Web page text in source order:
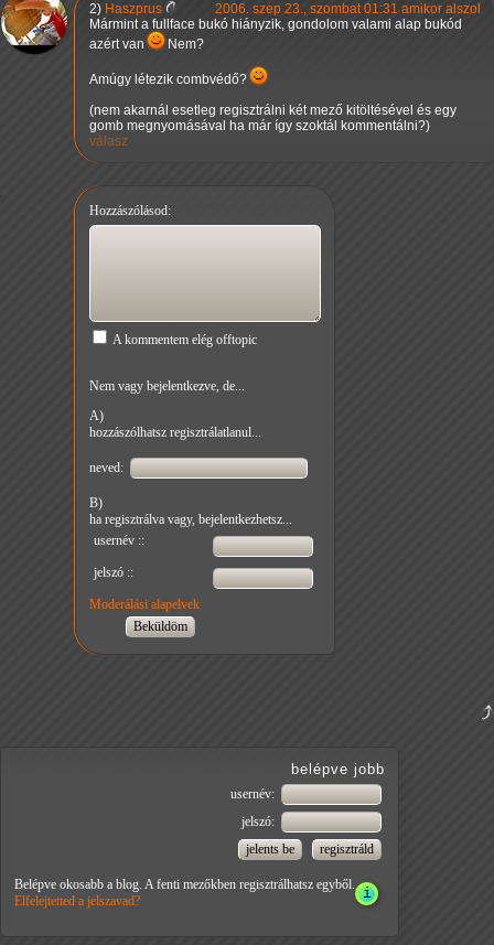
2) Haszprus
2006. szep 23., szombat 01:31 amikor alszol
Mármint a fullface bukó hiányzik, gondolom valami alap bukód
azért van
Nem?
Amúgy létezik combvédő?
(nem akarnál esetleg regisztrálni két mező kitöltésével és egy
gomb megnyomásával ha már így szoktál kommentálni?)
válasz
Hozzászólásod:
A kommentem elég offtopic
Nem vagy bejelentkezve, de...
A)
hozzászólhatsz regisztrálatlanul...
neved:
B)
ha regisztrálva vagy, bejelentkezhetsz...
usernév ::
jelszó ::
Moderálási alapelvek
belépve jobb
usernév:
jelszó:
Belépve okosabb a blog. A fenti mezőkben regisztrálhatsz egyből.
Elfelejtetted a jelszavad?